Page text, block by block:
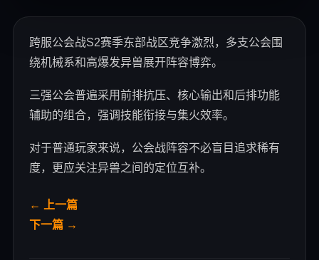
跨服公会战S2赛季东部战区竞争激烈，多支公会围
绕机械系和高爆发异兽展开阵容博弈。
三强公会普遍采用前排抗压、核心输出和后排功能
辅助的组合，强调技能衔接与集火效率。
对于普通玩家来说，公会战阵容不必盲目追求稀有
度，更应关注异兽之间的定位互补。
← 上一篇
下一篇 →